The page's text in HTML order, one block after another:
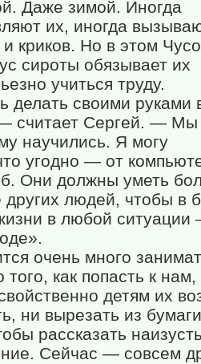
Даже зимой. Иногда
их, иногда
криков. Но в этом
сироты обязывает их
учиться труду.
делать своими руками
считает Сергей. — Мы
научились. Я могу
угодно — от
Они должны уметь
других людей, чтобы в
в любой ситуации
очень много
как попасть к
детям их
ни вырезать из
рассказать
Сейчас — совсем